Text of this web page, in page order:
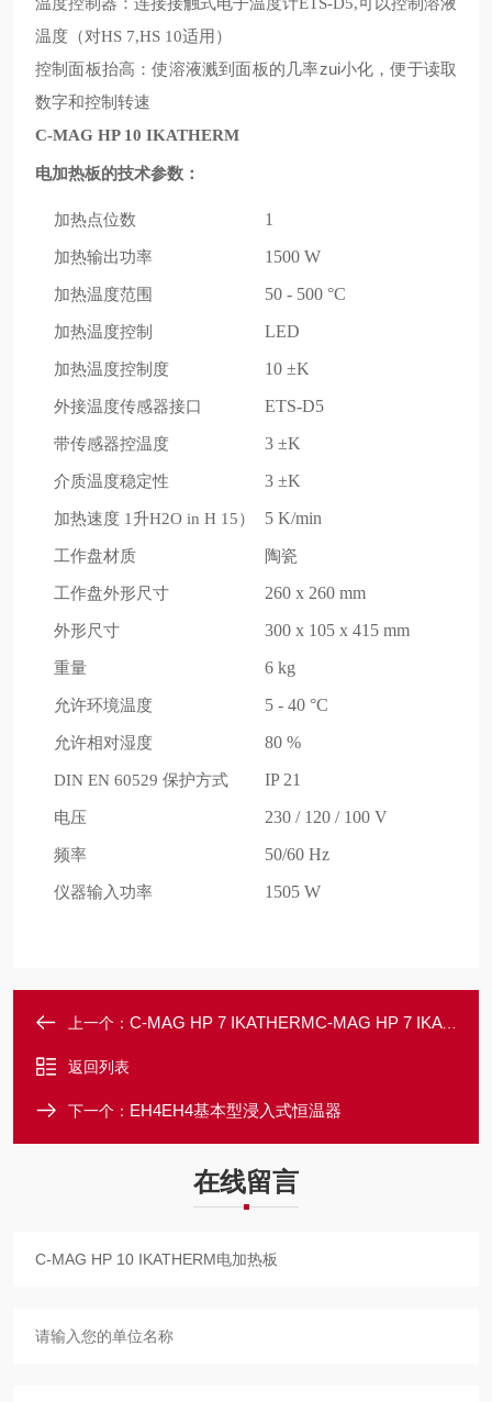
温度 （对HS 7,HS 10适用 ）
控制面板抬高：使溶液溅到面板的几率zui小化，便于读取
数字和控制转速
C-MAG HP 10 IKATHERM
电加热板的技术参数：
加热点位数
1
加热输出功率
1500 W
加热温度范围
50 - 500 °C
加热温度控制
LED
加热温度控制度
10 ±K
外接温度传感器接口
ETS-D5
带传感器控温度
3 ±K
介质温度稳定性
3 ±K
加热速度 1 升H2O in H 15）
5 K/min
工作盘材质
陶瓷
工作盘外形尺寸
260 x 260 mm
外形尺寸
300 x 105 x 415 mm
重量
6 kg
允许环境温度
5 - 40 °C
允许相对湿度
80 %
DIN EN 60529 保护方式
IP 21
电压
230 / 120 / 100 V
频率
50/60 Hz
仪器输入功率
1505 W
上一个： C-MAG HP 7 IKATHERMC-MAG HP 7 IKATHERM电加热板
返回列表
下一个： EH4EH4基本型浸入式恒温器
在线留言